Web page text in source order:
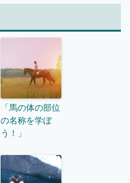
「馬の体の部位
の名称を学ぼ
う！」